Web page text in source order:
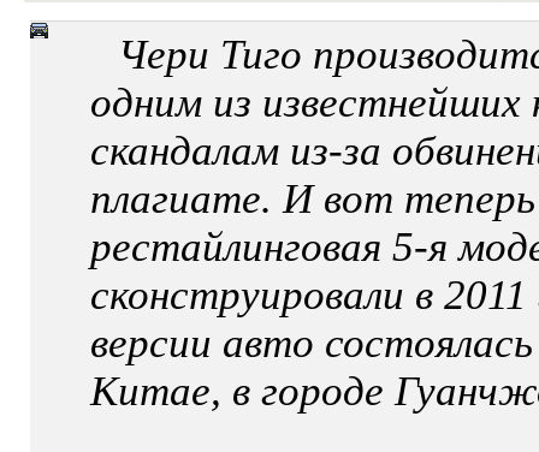
Чери Тиго
одним из известнейших
скандалам из-за
плагиате. И вот
рестайлинговая 5-я
сконструировали в
версии авто
Китае, в городе